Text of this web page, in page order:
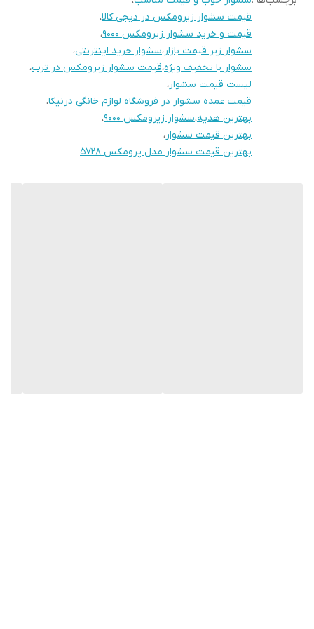
قیمت سشوار زیرومکس در دیجی کالا،
قیمت و خرید سشوار زیرومکس ۹۰۰۰
،
سشوار زیر قیمت بازار،سشوار خرید اینترنتی،
سشوار با تخفیف ویژه،قیمت سشوار زیرومکس در ترب،
لیست قیمت سشوار،
قیمت عمده سشوار در فروشگاه لوازم خانگی درنیکا،
بهترین هدیه،سشوار زیرومکس ۹۰۰۰
،
بهترین قیمت سشوار،
بهترین قیمت سشوار مدل پرومکس ۵۷۲۸